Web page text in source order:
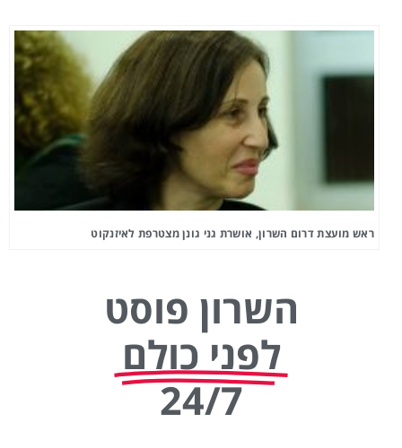
ראש מועצת דרום השרון, אושרת גני גונן מצטרפת לאיזנקוט
השרון פוסט
לפני כולם
24/7